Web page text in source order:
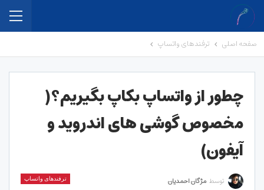
صفحه اصلی ترفندهای واتساپ
چطور از واتساپ بکاپ بگیریم؟(
مخصوص گوشی های اندروید و
آیفون)
ترفندهای واتساپ توسط مژگان احمدیان